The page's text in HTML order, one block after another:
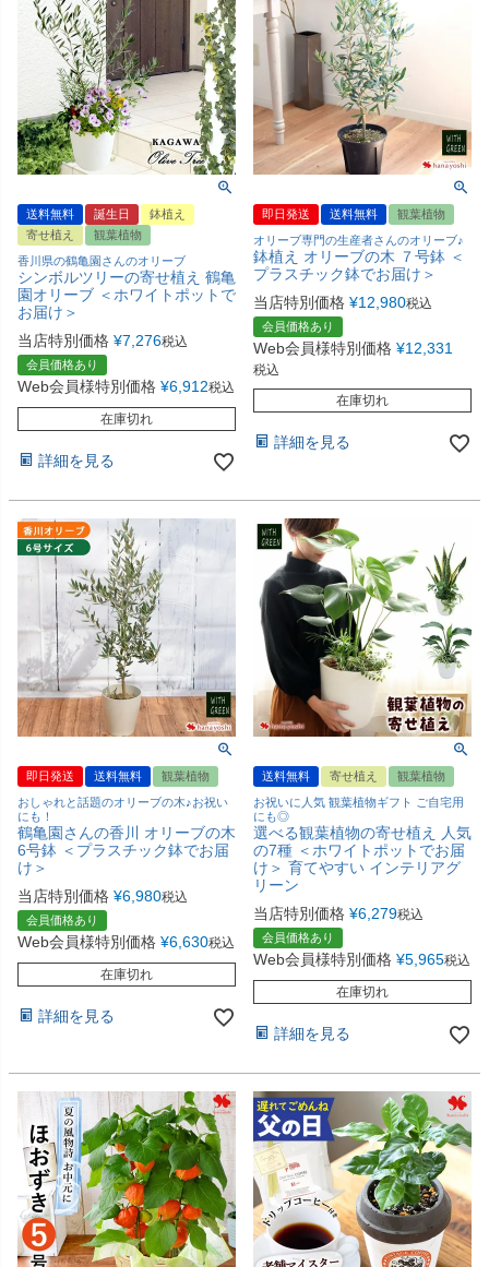
送料無料 誕生日
鉢植え
寄せ植え
観葉植物
香川県の鶴亀園さんのオリーブ
シンボルツリーの寄せ植え 鶴亀
園オリーブ ＜ホワイトポットで
お届け＞
当店特別価格 ¥7,276税込
会員価格あり
Web会員様特別価格 ¥6,912税込
在庫切れ
詳細を見る
即日発送 送料無料
観葉植物
オリーブ専門の生産者さんのオリーブ♪
鉢植え オリーブの木 ７号鉢 ＜
プラスチック鉢でお届け＞
当店特別価格 ¥12,980税込
会員価格あり
Web会員様特別価格 ¥12,331
税込
在庫切れ
詳細を見る
即日発送 送料無料
観葉植物
おしゃれと話題のオリーブの木♪お祝い
にも！
鶴亀園さんの香川 オリーブの木
6号鉢 ＜プラスチック鉢でお届
け＞
当店特別価格 ¥6,980税込
会員価格あり
Web会員様特別価格 ¥6,630税込
在庫切れ
詳細を見る
送料無料 寄せ植え
観葉植物
お祝いに人気 観葉植物ギフト ご自宅用
にも◎
選べる観葉植物の寄せ植え 人気
の7種 ＜ホワイトポットでお届
け＞ 育てやすい インテリアグ
リーン
当店特別価格 ¥6,279税込
会員価格あり
Web会員様特別価格 ¥5,965税込
在庫切れ
詳細を見る